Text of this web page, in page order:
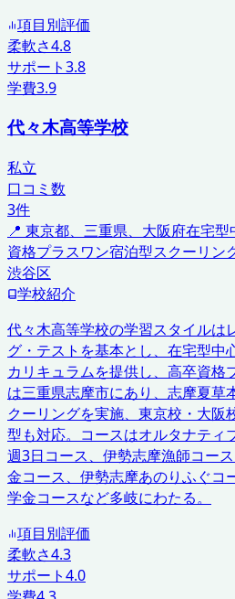
項目別評価
柔軟さ4.8
サポート3.8
学費3.9
代々木高等学校
私立
口コミ数
3件
📍 東京都、三重県、大阪府在宅型
資格プラスワン宿泊型スクーリン
渋谷区
学校紹介
代々木高等学校の学習スタイルは
グ・テストを基本とし、在宅型中
カリキュラムを提供し、高卒資格
は三重県志摩市にあり、志摩夏草
クーリングを実施、東京校・大阪
型も対応。コースはオルタナティ
週3日コース、伊勢志摩漁師コー
金コース、伊勢志摩あのりふぐコ
学金コースなど多岐にわたる。
項目別評価
柔軟さ4.3
サポート4.0